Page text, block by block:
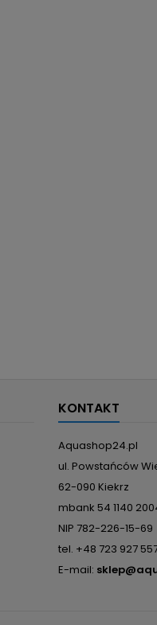
KONTAKT
Aquashop24.pl
ul. Powstańców
62-090 Kiekrz
mbank 54 1140
NIP 782-226-15-69
tel. +48 723 927
E-mail: